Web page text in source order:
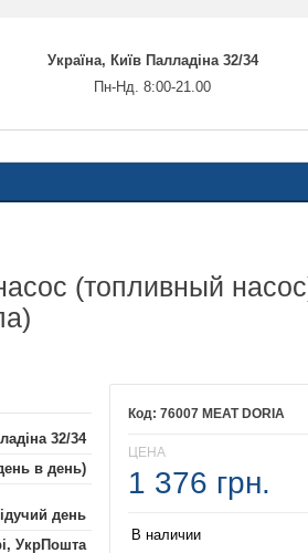
Україна, Київ Палладіна 32/34
Пн-Нд. 8:00-21.00
(топливный
76007 MEAT DORIA
ЦЕНА
1 376 грн.
В наличии
32/34
в день)
день
УкрПошта